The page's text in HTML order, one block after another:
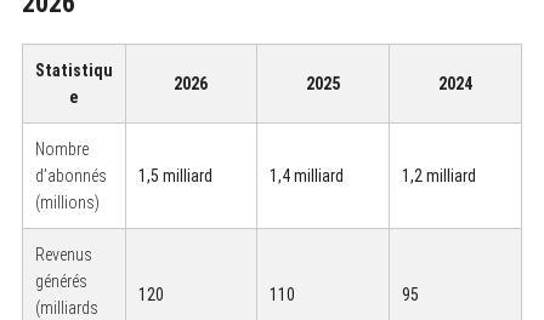
Statistiqu
e
2026 2025 2024
Nombre
d’abonnés
(millions)
1,5 milliard 1,4 milliard 1,2 milliard
Revenus
générés
(milliards
120 110 95